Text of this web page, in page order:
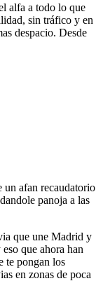
alfa a todo lo que
sin tráfico y en
despacio. Desde
un afan recaudatorio
panoja a las
que une Madrid y
que ahora han
te pongan los
en zonas de poca